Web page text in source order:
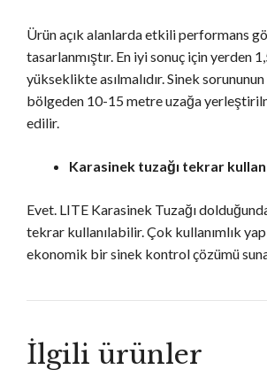
Ürün açık alanlarda etkili performans
tasarlanmıştır. En iyi sonuç için yerden
yükseklikte asılmalıdır. Sinek sorununun
bölgeden 10-15 metre uzağa
edilir.
Karasinek tuzağı tekrar
Evet. LITE Karasinek Tuzağı
tekrar kullanılabilir. Çok kullanımlık
ekonomik bir sinek kontrol çözümü
İlgili ürünler